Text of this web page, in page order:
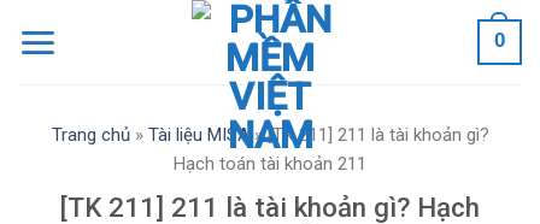
0
Trang chủ» Tài liệu MISA »[TK 211] 211 là tài khoản gì?
Hạch toán tài khoản 211
[TK 211] 211 là tài khoản gì? Hạch